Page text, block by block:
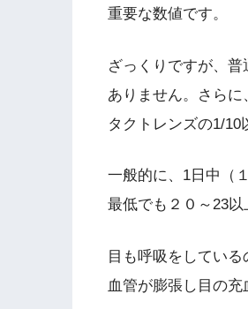
重要な数値です。
ざっくりですが、
ありません。さら
タクトレンズの1/10
一般的に、1日中（
最低でも２０～23以
目も呼吸をしてい
血管が膨張し目の充